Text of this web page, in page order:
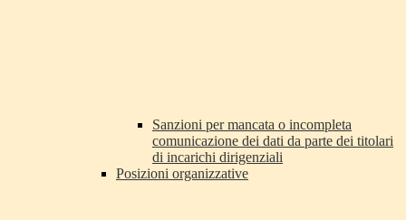
Sanzioni per mancata o incompleta
comunicazione dei dati da parte dei titolari
di incarichi dirigenziali
Posizioni organizzative